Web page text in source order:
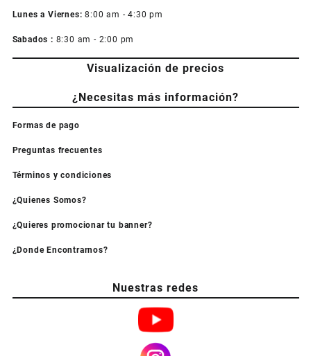
Lunes a Viernes: 8:00 am - 4:30 pm
Sabados : 8:30 am - 2:00 pm
Visualización de precios
¿Necesitas más información?
Formas de pago
Preguntas frecuentes
Términos y condiciones
¿Quienes Somos?
¿Quieres promocionar tu banner?
¿Donde Encontrarnos?
Nuestras redes